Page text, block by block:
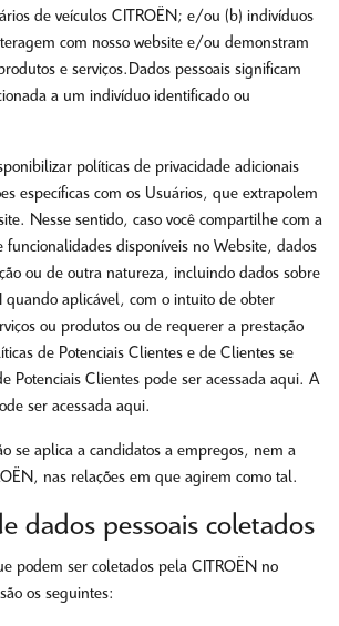
de veículos CITROËN; e/ou (b) indivíduos
com nosso website e/ou demonstram
e serviços.Dados pessoais significam
a um indivíduo identificado ou
políticas de privacidade adicionais
específicas com os Usuários, que extrapolem
Nesse sentido, caso você compartilhe com a
funcionalidades disponíveis no Website, dados
ou de outra natureza, incluindo dados sobre
quando aplicável, com o intuito de obter
ou produtos ou de requerer a prestação
de Potenciais Clientes e de Clientes se
Potenciais Clientes pode ser acessada aqui. A
ser acessada aqui.
se aplica a candidatos a empregos, nem a
nas relações em que agirem como tal.
dados pessoais coletados
podem ser coletados pela CITROËN no
os seguintes: